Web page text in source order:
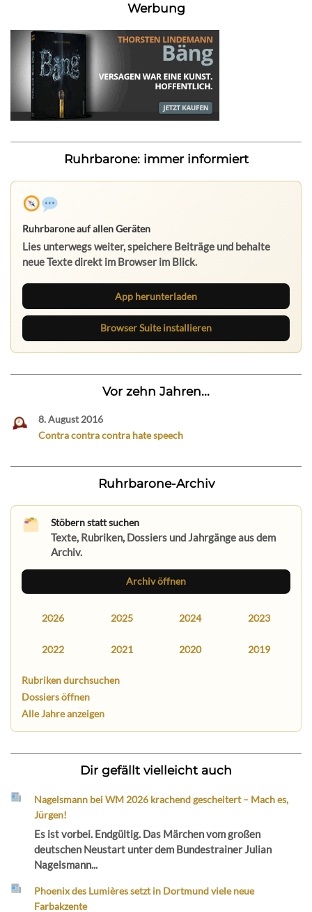
Werbung
Ruhrbarone: immer informiert
Ruhrbarone auf allen Geräten
Lies unterwegs weiter, speichere Beiträge und behalte
neue Texte direkt im Browser im Blick.
App herunterladen
Browser Suite installieren
Vor zehn Jahren...
8. August 2016
Contra contra contra hate speech
Ruhrbarone-Archiv
Stöbern statt suchen
Texte, Rubriken, Dossiers und Jahrgänge aus dem
Archiv.
Archiv öffnen
2026 2025 2024 2023
2022 2021 2020 2019
Rubriken durchsuchen
Dossiers öffnen
Alle Jahre anzeigen
Dir gefällt vielleicht auch
Nagelsmann bei WM 2026 krachend gescheitert – Mach es,
Jürgen!
Es ist vorbei. Endgültig. Das Märchen vom großen
deutschen Neustart unter dem Bundestrainer Julian
Nagelsmann...
Phoenix des Lumières setzt in Dortmund viele neue
Farbakzente